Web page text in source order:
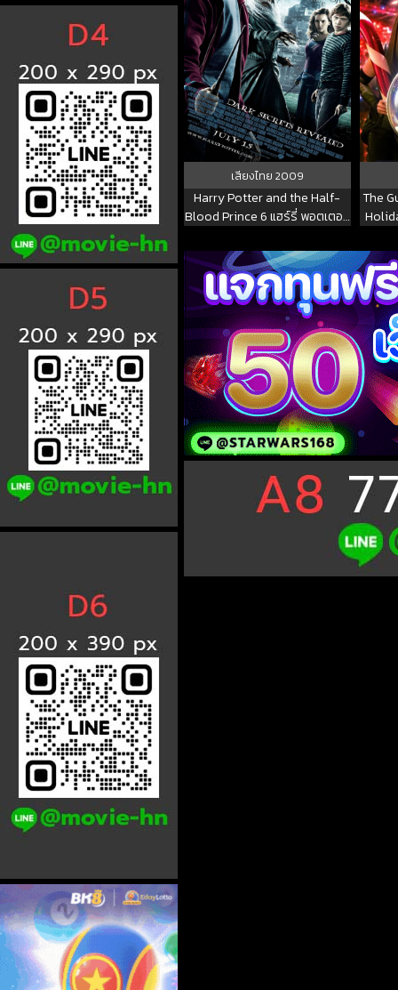
เสียงไทย 2009
Harry Potter and the Half-
Blood Prince 6 แฮร์รี่ พอตเตอร์
ไทย
The
สเ